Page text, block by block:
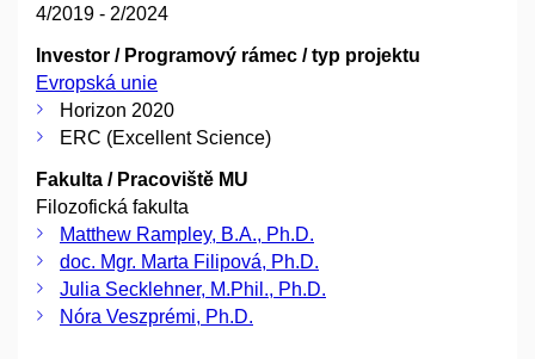
4/2019 - 2/2024
Investor / Programový rámec / typ projektu
Evropská unie
Horizon 2020
ERC (Excellent Science)
Fakulta / Pracoviště MU
Filozofická fakulta
Matthew Rampley, B.A., Ph.D.
doc. Mgr. Marta Filipová, Ph.D.
Julia Secklehner, M.Phil., Ph.D.
Nóra Veszprémi, Ph.D.